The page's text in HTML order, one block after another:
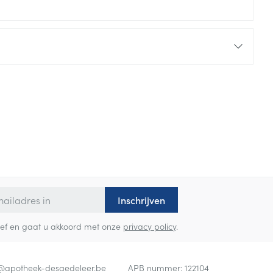
Inschrijven
en gaat u akkoord met onze privacy policy.
apotheek-desaedeleer.be APB nummer: 122104